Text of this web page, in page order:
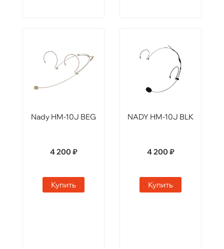
Nady HM-10J BEG
4 200 ₽
Купить
NADY HM-10J BLK
4 200 ₽
Купить